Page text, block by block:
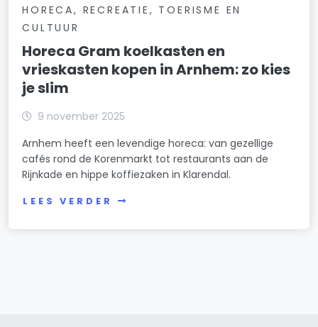
HORECA, RECREATIE, TOERISME EN
CULTUUR
Horeca Gram koelkasten en
vrieskasten kopen in Arnhem: zo kies
je slim
9 november 2025
Arnhem heeft een levendige horeca: van gezellige
cafés rond de Korenmarkt tot restaurants aan de
Rijnkade en hippe koffiezaken in Klarendal.
LEES VERDER